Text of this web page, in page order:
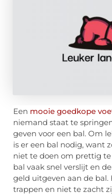
Een mooie goedkope
niemand staat te
geven voor een bal. Om
is er een bal nodig, want
niet te doen om prettig
bal vaak snel verslijt en
geld uitgeven aan de bal.
trappen en niet te zacht